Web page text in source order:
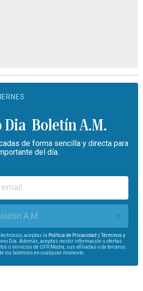
Boletín A.M.
de forma sencilla y directa para
del día.
A.M.
aceptas la Política de Privacidad yTérminos y
Día. Además, aceptas recibir información u ofertas
o servicios de GFR Media, sus afiliadas o de terceros.
los boletines en cualquier momento.